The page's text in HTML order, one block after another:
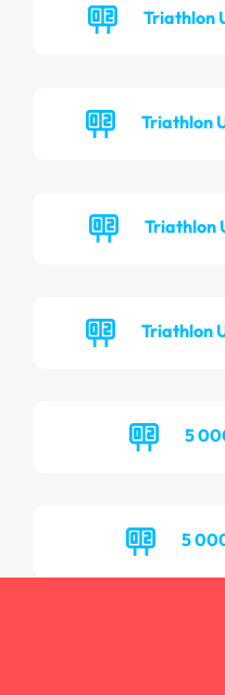
Triathlon
Triathlon
Triathlon
Triathlon
5
5